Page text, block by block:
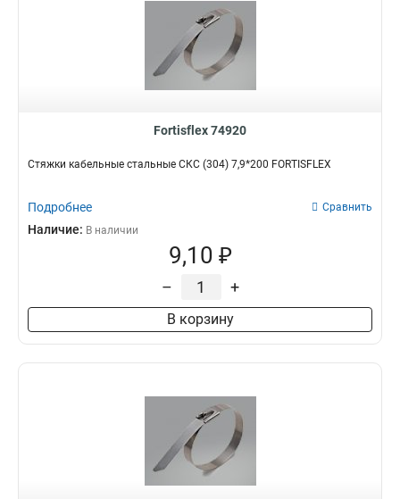
Fortisflex 74920
Стяжки кабельные стальные СКС (304) 7,9*200 FORTISFLEX
Подробнее Сравнить
Наличие: В наличии
9,10 ₽
– +
В корзину